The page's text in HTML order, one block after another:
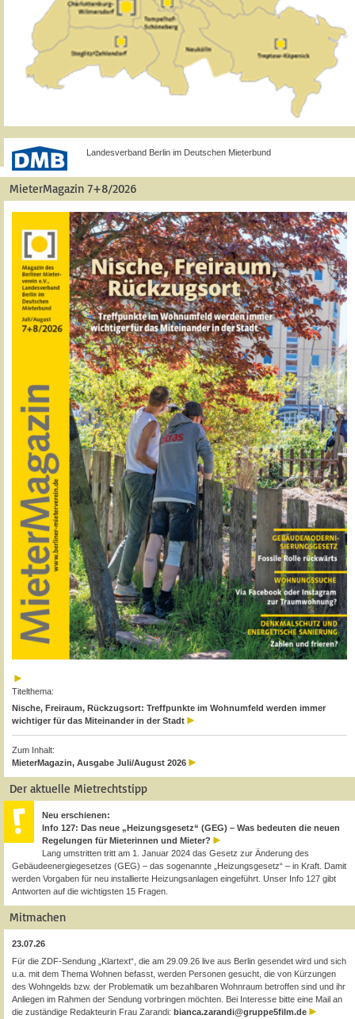
Landesverband Berlin im Deutschen Mieterbund
MieterMagazin 7+8/2026
Titelthema:
Nische, Freiraum, Rückzugsort: Treffpunkte im Wohnumfeld werden immer
wichtiger für das Miteinander in der Stadt
Zum Inhalt:
MieterMagazin, Ausgabe Juli/August 2026
Der aktuelle Mietrechtstipp
Neu erschienen:
Info 127: Das neue „Heizungsgesetz“ (GEG) – Was bedeuten die neuen
Regelungen für Mieterinnen und Mieter?
Lang umstritten tritt am 1. Januar 2024 das Gesetz zur Änderung des
Gebäudeenergiegesetzes (GEG) – das sogenannte „Heizungsgesetz“ – in Kraft. Damit
werden Vorgaben für neu installierte Heizungsanlagen eingeführt. Unser Info 127 gibt
Antworten auf die wichtigsten 15 Fragen.
Mitmachen
23.07.26
Für die ZDF-Sendung „Klartext“, die am 29.09.26 live aus Berlin gesendet wird und sich
u.a. mit dem Thema Wohnen befasst, werden Personen gesucht, die von Kürzungen
des Wohngelds bzw. der Problematik um bezahlbaren Wohnraum betroffen sind und ihr
Anliegen im Rahmen der Sendung vorbringen möchten. Bei Interesse bitte eine Mail an
die zuständige Redakteurin Frau Zarandi: bianca.zarandi@gruppe5film.de